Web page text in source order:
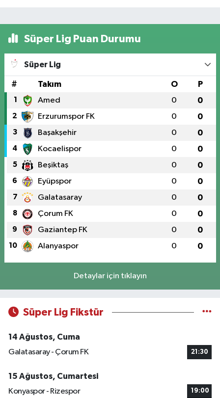
Süper Lig Puan Durumu
Süper Lig
# Takım O P
1 Amed 0 0
2 Erzurumspor FK 0 0
3 Başakşehir 0 0
4 Kocaelispor 0 0
5 Beşiktaş 0 0
6 Eyüpspor 0 0
7 Galatasaray 0 0
8 Çorum FK 0 0
9 Gaziantep FK 0 0
10 Alanyaspor 0 0
Detaylar için tıklayın
Süper Lig Fikstür
14 Ağustos, Cuma
Galatasaray - Çorum FK
21:30
15 Ağustos, Cumartesi
Konyaspor - Rizespor
19:00